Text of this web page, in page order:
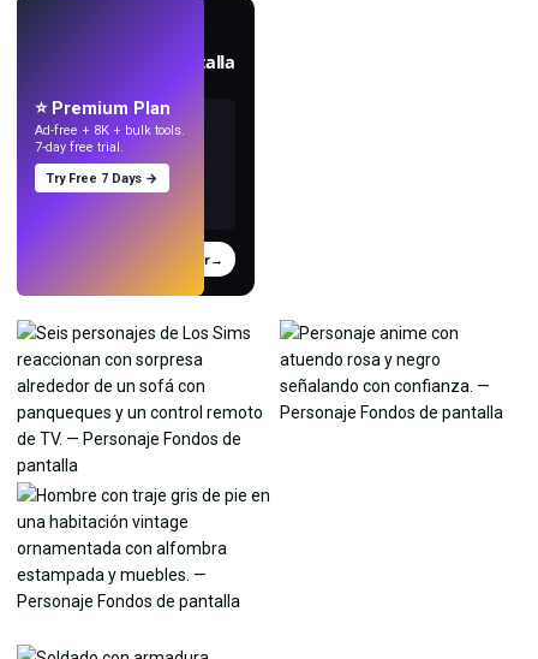
Crea fondos de pantalla
Probar→
⭐ Premium Plan
Ad-free + 8K + bulk tools.
7-day free trial.
Try Free 7 Days →